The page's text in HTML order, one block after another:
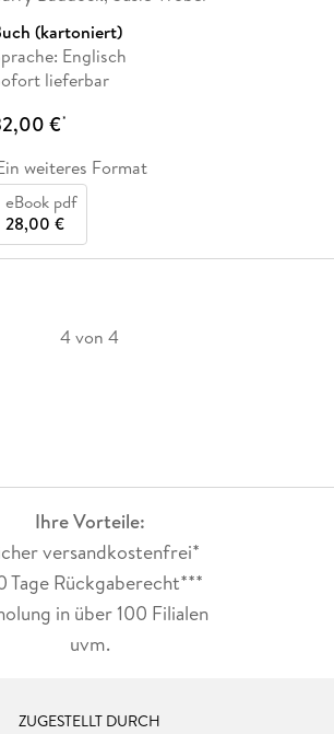
(kartoniert)
Englisch
lieferbar
€*
weiteres Format
eBook pdf
28,00 €
4 von 4
Ihre Vorteile:
versandkostenfrei*
Tage Rückgaberecht***
in über 100 Filialen
uvm.
ZUGESTELLT DURCH